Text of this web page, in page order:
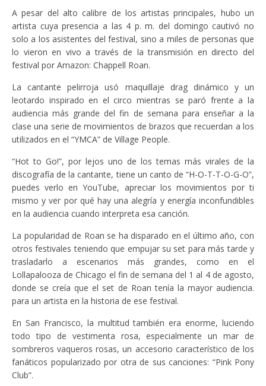
A pesar del alto calibre de los artistas principales, hubo un
artista cuya presencia a las 4 p. m. del domingo cautivó no
solo a los asistentes del festival, sino a miles de personas que
lo vieron en vivo a través de la transmisión en directo del
festival por Amazon: Chappell Roan.
La cantante pelirroja usó maquillaje drag dinámico y un
leotardo inspirado en el circo mientras se paró frente a la
audiencia más grande del fin de semana para enseñar a la
clase una serie de movimientos de brazos que recuerdan a los
utilizados en el “YMCA” de Village People.
“Hot to Go!”, por lejos uno de los temas más virales de la
discografía de la cantante, tiene un canto de “H-O-T-T-O-G-O”,
puedes verlo en YouTube, apreciar los movimientos por ti
mismo y ver por qué hay una alegría y energía inconfundibles
en la audiencia cuando interpreta esa canción.
La popularidad de Roan se ha disparado en el último año, con
otros festivales teniendo que empujar su set para más tarde y
trasladarlo a escenarios más grandes, como en el
Lollapalooza de Chicago el fin de semana del 1 al 4 de agosto,
donde se creía que el set de Roan tenía la mayor audiencia.
para un artista en la historia de ese festival.
En San Francisco, la multitud también era enorme, luciendo
todo tipo de vestimenta rosa, especialmente un mar de
sombreros vaqueros rosas, un accesorio característico de los
fanáticos popularizado por otra de sus canciones: “Pink Pony
Club”.